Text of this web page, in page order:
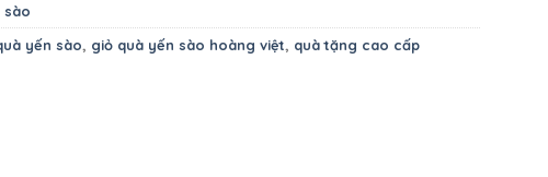
sào
yến sào, giỏ quà yến sào hoàng việt, quà tặng cao cấp